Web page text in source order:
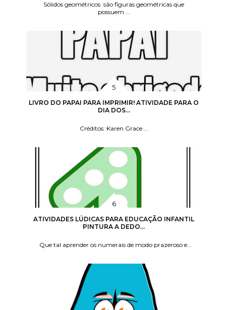
Sólidos geométricos são figuras geométricas que
possuem ...
LIVRO DO PAPAI PARA IMPRIMIR! ATIVIDADE PARA O
DIA DOS...
Créditos: Karen Grace ...
ATIVIDADES LÚDICAS PARA EDUCAÇÃO INFANTIL
PINTURA A DEDO...
Que tal aprender os numerais de modo prazeroso e...